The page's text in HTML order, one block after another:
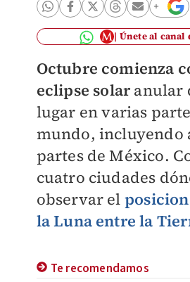
Únete al canal
Octubre comienza
eclipse solaranular
lugar en varias
mundo, incluyendo
partes de México.
cuatro ciudades
observar el
la Luna entre la
Te recomendamos